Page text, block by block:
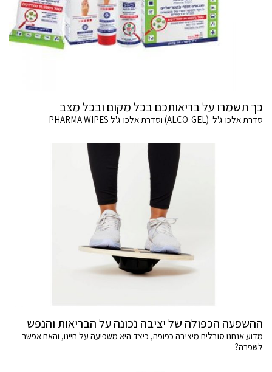
כך תשמרו על בריאותכם בכל מקום ובכל מצב
סדרת אלכו-ג'ל (ALCO-GEL) וסדרת אלכו-ג'ל PHARMA WIPES
ההשפעה הכפולה של יציבה נכונה על הבריאות והנפש
מדוע אנחנו סובלים מיציבה כפופה, כיצד היא משפיעה על חיינו, והאם אפשר
לשפרה?